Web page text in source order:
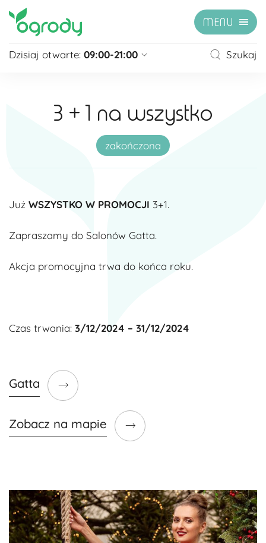
MENU
Dzisiaj otwarte: 09:00-21:00
Niedziela
Niedziela handlowa
10:00 - 20:00
Szukaj
3 + 1 na wszystko
zakończona
Już WSZYSTKO W PROMOCJI 3+1.
Zapraszamy do Salonów Gatta.
Akcja promocyjna trwa do końca roku.
Czas trwania: 3/12/2024 – 31/12/2024
Gatta
Zobacz na mapie